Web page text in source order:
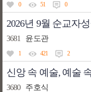
0 51 0
2026년 9월 순교자
3681 윤도관
1 421 2
3680 주호식